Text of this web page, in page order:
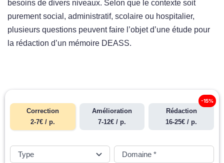
besoins de divers niveaux. Selon que le contexte soit
purement social, administratif, scolaire ou hospitalier,
plusieurs questions peuvent faire l’objet d’une étude pour
la rédaction d’un mémoire DEASS.
Correction
2-7€ / p.
Amélioration
7-12€ / p.
Rédaction
16-25€ / p.
-15%